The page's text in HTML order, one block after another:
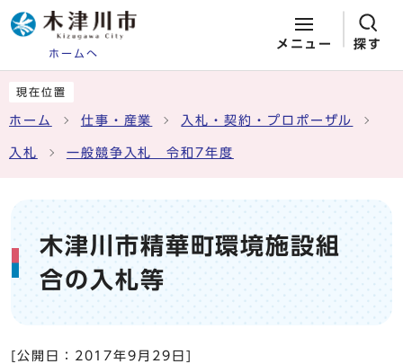
ホームへ
メニュー 探す
現在位置
ホーム 仕事・産業 入札・契約・プロポーザル
入札 一般競争入札 令和7年度
木津川市精華町環境施設組
合の入札等
[公開日： 2017年9月29日